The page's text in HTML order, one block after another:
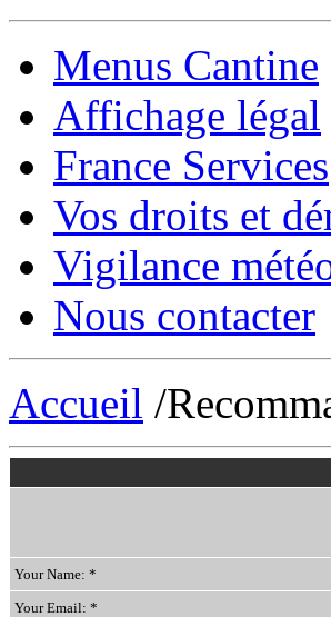
Menus Cantine
Affichage légal
France Services
Vos droits et
Vigilance
Nous contacter
Accueil /
Your Name: *
Your Email: *